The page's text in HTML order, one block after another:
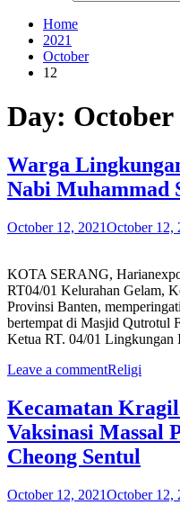
Home
2021
October
12
Day: October
Warga
Nabi Muhammad
October 12, 2021October 12,
KOTA SERANG,
RT04/01 Kelurahan Gelam,
Provinsi Banten,
bertempat di Masjid Qutrotul
Ketua RT. 04/01 Lingkungan
Leave a commentReligi
Kecamatan
Vaksinasi Massal
Cheong Sentul
October 12, 2021October 12,